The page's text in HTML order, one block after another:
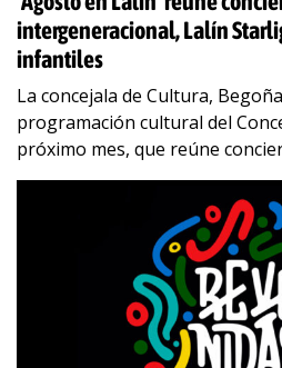
intergeneracional, Lalín
infantiles
La concejala de Cultura,
programación cultural del
próximo mes, que reúne
bandas lalinenses, de dúos y…